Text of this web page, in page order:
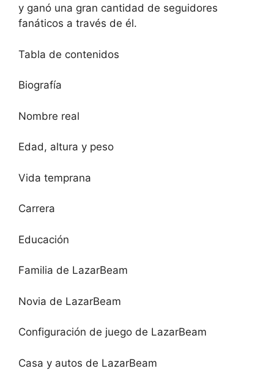
y ganó una gran cantidad de seguidores
fanáticos a través de él.
Tabla de contenidos
Biografía
Nombre real
Edad, altura y peso
Vida temprana
Carrera
Educación
Familia de LazarBeam
Novia de LazarBeam
Configuración de juego de LazarBeam
Casa y autos de LazarBeam